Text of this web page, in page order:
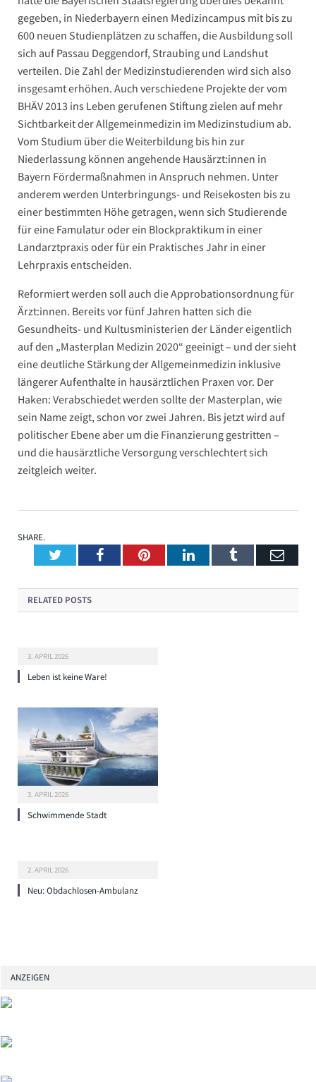
gegeben, in Niederbayern einen Medizincampus mit bis zu
600 neuen Studienplätzen zu schaffen, die Ausbildung soll
sich auf Passau Deggendorf, Straubing und Landshut
verteilen. Die Zahl der Medizinstudierenden wird sich also
insgesamt erhöhen. Auch verschiedene Projekte der vom
BHÄV 2013 ins Leben gerufenen Stiftung zielen auf mehr
Sichtbarkeit der Allgemeinmedizin im Medizinstudium ab.
Vom Studium über die Weiterbildung bis hin zur
Niederlassung können angehende Hausärzt:innen in
Bayern Fördermaßnahmen in Anspruch nehmen. Unter
anderem werden Unterbringungs- und Reisekosten bis zu
einer bestimmten Höhe getragen, wenn sich Studierende
für eine Famulatur oder ein Blockpraktikum in einer
Landarztpraxis oder für ein Praktisches Jahr in einer
Lehrpraxis entscheiden.
Reformiert werden soll auch die Approbationsordnung für
Ärzt:innen. Bereits vor fünf Jahren hatten sich die
Gesundheits- und Kultusministerien der Länder eigentlich
auf den „Masterplan Medizin 2020“ geeinigt – und der sieht
eine deutliche Stärkung der Allgemeinmedizin inklusive
längerer Aufenthalte in hausärztlichen Praxen vor. Der
Haken: Verabschiedet werden sollte der Masterplan, wie
sein Name zeigt, schon vor zwei Jahren. Bis jetzt wird auf
politischer Ebene aber um die Finanzierung gestritten –
und die hausärztliche Versorgung verschlechtert sich
zeitgleich weiter.
SHARE.
TwitterFacebookPinterestLinkedInTumblr
RELATED POSTS
3. APRIL 2026
Leben ist keine Ware!
3. APRIL 2026
Schwimmende Stadt
2. APRIL 2026
Neu: Obdachlosen-Ambulanz
ANZEIGEN